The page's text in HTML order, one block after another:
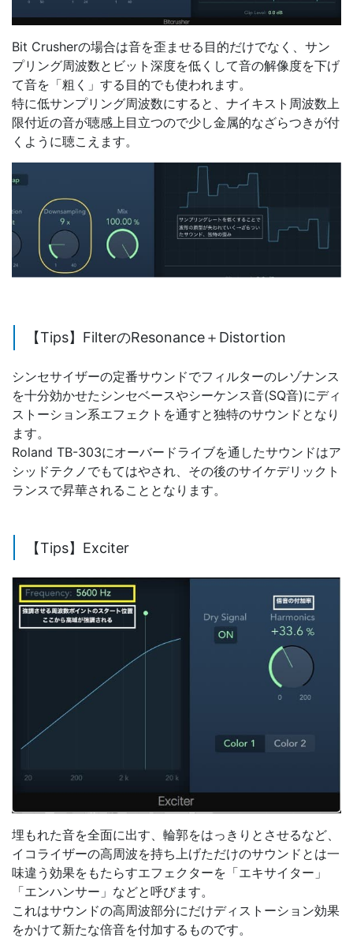
Bit Crusherの場合は音を歪ませる目的だけでなく、サン
プリング周波数とビット深度を低くして音の解像度を下げ
て音を「粗く」する目的でも使われます。
特に低サンプリング周波数にすると、ナイキスト周波数上
限付近の音が聴感上目立つので少し金属的なざらつきが付
くように聴こえます。
【Tips】FilterのResonance＋Distortion
シンセサイザーの定番サウンドでフィルターのレゾナンス
を十分効かせたシンセベースやシーケンス音(SQ音)にディ
ストーション系エフェクトを通すと独特のサウンドとなり
ます。
Roland TB-303にオーバードライブを通したサウンドはア
シッドテクノでもてはやされ、その後のサイケデリックト
ランスで昇華されることとなります。
【Tips】Exciter
埋もれた音を全面に出す、輪郭をはっきりとさせるなど、
イコライザーの高周波を持ち上げただけのサウンドとは一
味違う効果をもたらすエフェクターを「エキサイター」
「エンハンサー」などと呼びます。
これはサウンドの高周波部分にだけディストーション効果
をかけて新たな倍音を付加するものです。